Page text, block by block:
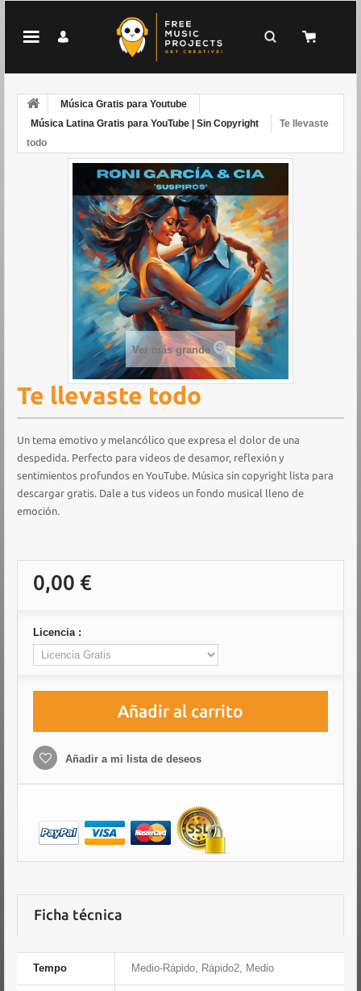
Música Gratis para Youtube
Música Latina Gratis para YouTube | Sin Copyright
Te llevaste
todo
Ver más grande
Te llevaste todo
Un tema emotivo y melancólico que expresa el dolor de una
despedida. Perfecto para videos de desamor, reflexión y
sentimientos profundos en YouTube. Música sin copyright lista para
descargar gratis. Dale a tus videos un fondo musical lleno de
emoción.
0,00 €
Licencia :
Añadir al carrito
Añadir a mi lista de deseos
Ficha técnica
Tempo Medio-Rápido, Rápido2, Medio